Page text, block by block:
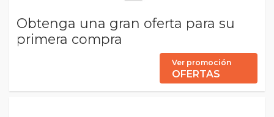
Obtenga una gran oferta para su
primera compra
Ver promoción
OFERTAS